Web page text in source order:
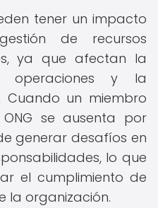
tener un impacto
de recursos
ya que afectan la
operaciones y la
Cuando un miembro
se ausenta por
generar desafíos en
lo que
el cumplimiento de
la organización.